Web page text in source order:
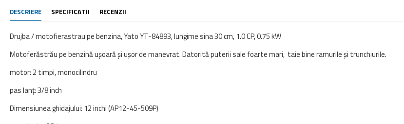
DESCRIERE SPECIFICATII RECENZII
Drujba / motofierastrau pe benzina, Yato YT-84893, lungime sina 30 cm, 1.0 CP, 0.75 kW
Motoferăstrău pe benzină ușoară și ușor de manevrat. Datorită puterii sale foarte mari, taie bine ramurile și trunchiurile.
motor: 2 timpi, monocilindru
pas lanț: 3/8 inch
Dimensiunea ghidajului: 12 inchi (AP12-45-509P)